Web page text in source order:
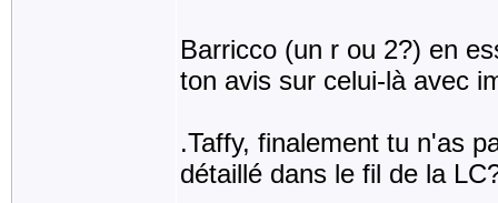
Barricco (un r ou 2?) en
ton avis sur celui-là avec
.Taffy, finalement tu n'as
détaillé dans le fil de la